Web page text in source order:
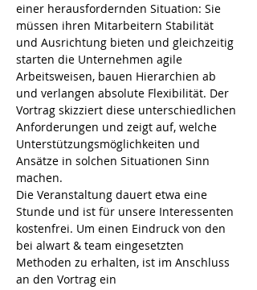
einer herausfordernden Situation: Sie
müssen ihren Mitarbeitern Stabilität
und Ausrichtung bieten und gleichzeitig
starten die Unternehmen agile
Arbeitsweisen, bauen Hierarchien ab
und verlangen absolute Flexibilität. Der
Vortrag skizziert diese unterschiedlichen
Anforderungen und zeigt auf, welche
Unterstützungsmöglichkeiten und
Ansätze in solchen Situationen Sinn
machen.
Die Veranstaltung dauert etwa eine
Stunde und ist für unsere Interessenten
kostenfrei. Um einen Eindruck von den
bei alwart & team eingesetzten
Methoden zu erhalten, ist im Anschluss
an den Vortrag ein